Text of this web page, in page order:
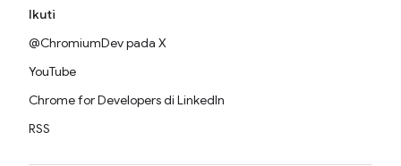
Ikuti
@ChromiumDev pada X
YouTube
Chrome for Developers di LinkedIn
RSS